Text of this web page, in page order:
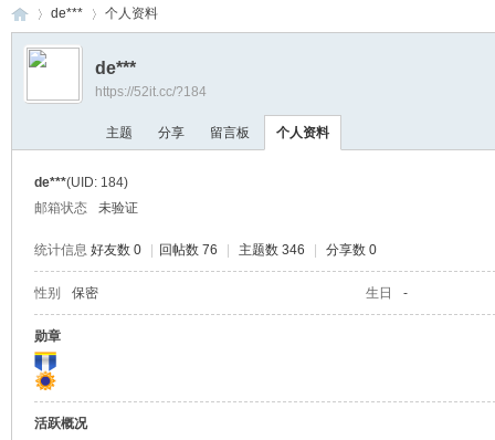
›
de*** 个人资料
de***
https://52it.cc/?184
主题 分享 留言板 个人资料
de***(UID: 184)
邮箱状态
未验证
统计信息 好友数 0 回帖数 76 主题数 346 分享数 0
性别 保密 生日 -
勋章
活跃概况